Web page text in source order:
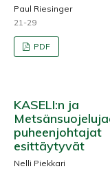
Paul Riesinger
21-29
PDF
KASELI:n ja
puheenjohtajat
esittäytyvät
Nelli Piekkari